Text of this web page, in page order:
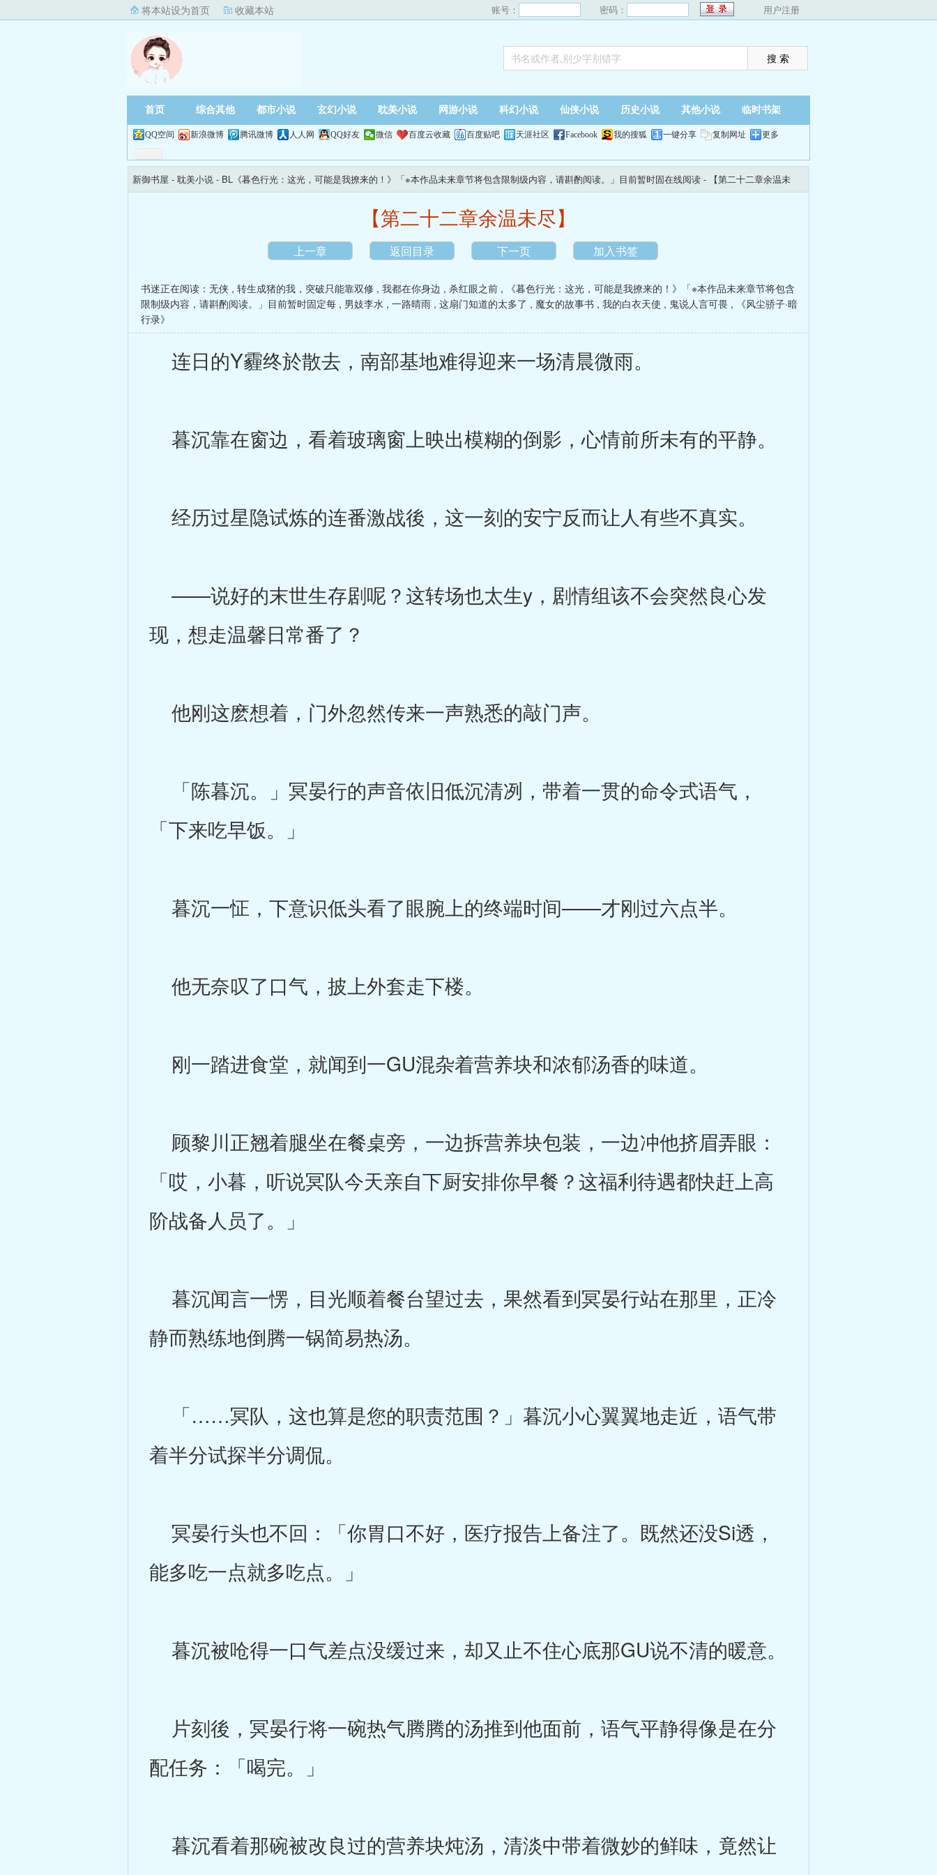
将本站设为首页 收藏本站 账号： 密码： 用户注册
首页 综合其他 都市小说 玄幻小说 耽美小说 网游小说 科幻小说 仙侠小说 历史小说 其他小说 临时书架
QQ空间 新浪微博 腾讯微博 人人网 QQ好友 微信 百度云收藏 百度贴吧 天涯社区 Facebook 我的搜狐 一键分享 复制网址 更多
新御书屋 - 耽美小说 - BL《暮色行光：这光，可能是我撩来的！》「※本作品未来章节将包含限制级内容，请斟酌阅读。」目前暂时固在线阅读 - 【第二十二章余温未
【第二十二章余温未尽】
上一章 返回目录 下一页 加入书签
书迷正在阅读： 无侠 , 转生成猪的我，突破只能靠双修 , 我都在你身边 , 杀红眼之前 ,
《暮色行光：这光，可能是我撩来的！》「※本作品未来章节将包含
限制级内容，请斟酌阅读。」目前暂时固定每 , 男妓李水 , 一路晴雨 , 这扇门知道的太多了 , 魔女的故事书 , 我的白衣天使 , 鬼说人言可畏 ,
《风尘骄子·暗
行录》
连日的Y霾终於散去，南部基地难得迎来一场清晨微雨。
暮沉靠在窗边，看着玻璃窗上映出模糊的倒影，心情前所未有的平静。
经历过星隐试炼的连番激战後，这一刻的安宁反而让人有些不真实。
——说好的末世生存剧呢？这转场也太生y，剧情组该不会突然良心发
现，想走温馨日常番了？
他刚这麽想着，门外忽然传来一声熟悉的敲门声。
「陈暮沉。」冥晏行的声音依旧低沉清冽，带着一贯的命令式语气，
「下来吃早饭。」
暮沉一怔，下意识低头看了眼腕上的终端时间——才刚过六点半。
他无奈叹了口气，披上外套走下楼。
刚一踏进食堂，就闻到一GU混杂着营养块和浓郁汤香的味道。
顾黎川正翘着腿坐在餐桌旁，一边拆营养块包装，一边冲他挤眉弄眼：
「哎，小暮，听说冥队今天亲自下厨安排你早餐？这福利待遇都快赶上高
阶战备人员了。」
暮沉闻言一愣，目光顺着餐台望过去，果然看到冥晏行站在那里，正冷
静而熟练地倒腾一锅简易热汤。
「……冥队，这也算是您的职责范围？」暮沉小心翼翼地走近，语气带
着半分试探半分调侃。
冥晏行头也不回：「你胃口不好，医疗报告上备注了。既然还没Si透，
能多吃一点就多吃点。」
暮沉被呛得一口气差点没缓过来，却又止不住心底那GU说不清的暖意。
片刻後，冥晏行将一碗热气腾腾的汤推到他面前，语气平静得像是在分
配任务：「喝完。」
暮沉看着那碗被改良过的营养块炖汤，清淡中带着微妙的鲜味，竟然让